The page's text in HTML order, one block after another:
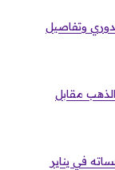
وتفاصيل
مقابل
في يناير